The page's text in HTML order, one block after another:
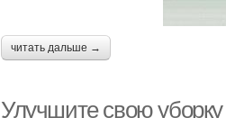
читать дальше →
Улучшите свою